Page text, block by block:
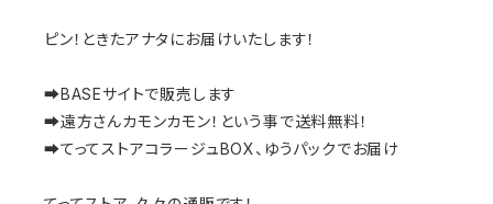
ピン！ときたアナタにお届けいたします！
➡︎BASEサイトで販売します
➡︎遠方さんカモンカモン！という事で送料無料！
➡︎てってストアコラージュBOX、ゆうパックでお届け